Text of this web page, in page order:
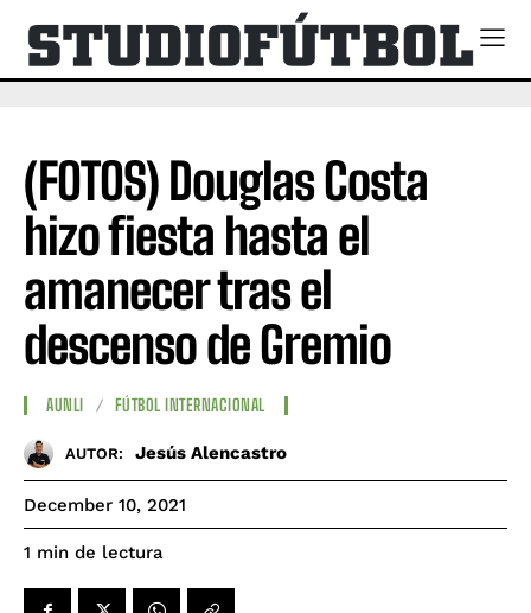
(FOTOS) Douglas Costa
hizo fiesta hasta el
amanecer tras el
descenso de Gremio
AUNLI FÚTBOL INTERNACIONAL
AUTOR: Jesús Alencastro
December 10, 2021
1 min de lectura